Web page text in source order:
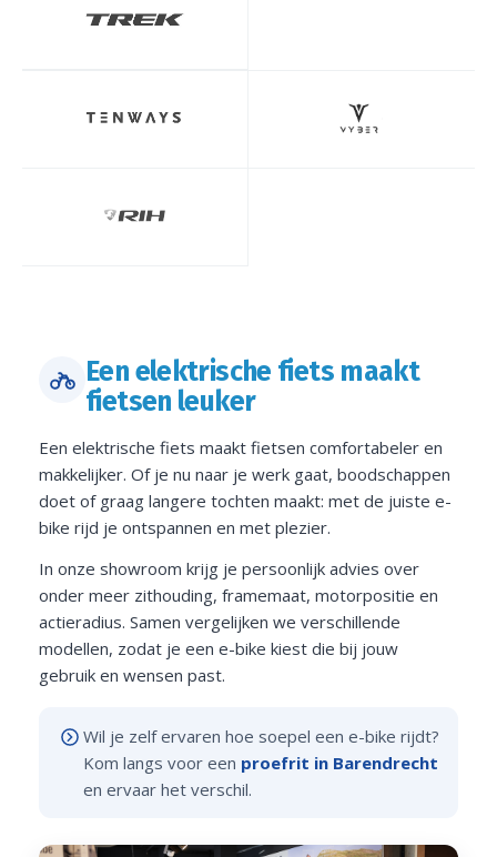
Een elektrische fiets maakt
fietsen leuker
Een elektrische fiets maakt fietsen comfortabeler en
makkelijker. Of je nu naar je werk gaat, boodschappen
doet of graag langere tochten maakt: met de juiste e-
bike rijd je ontspannen en met plezier.
In onze showroom krijg je persoonlijk advies over
onder meer zithouding, framemaat, motorpositie en
actieradius. Samen vergelijken we verschillende
modellen, zodat je een e-bike kiest die bij jouw
gebruik en wensen past.
Wil je zelf ervaren hoe soepel een e-bike rijdt?
Kom langs voor een proefrit in Barendrecht
en ervaar het verschil.